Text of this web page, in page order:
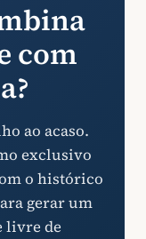
com
ao acaso.
exclusivo
o histórico
gerar um
livre de